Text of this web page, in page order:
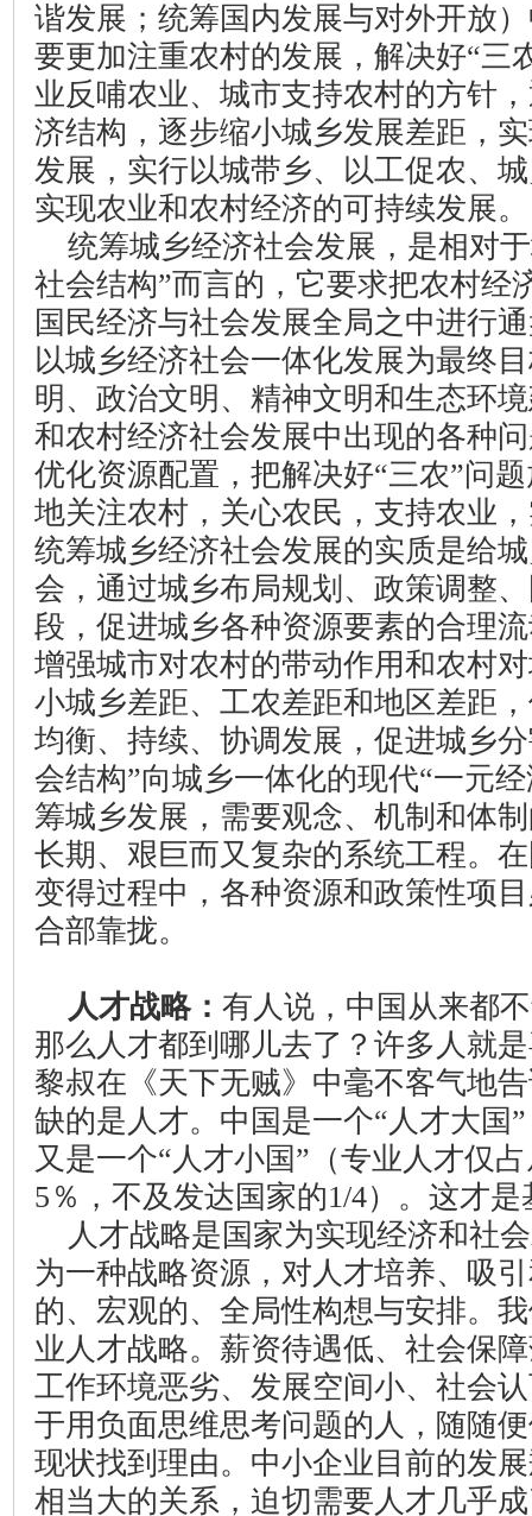
谐发展；统筹国内发展与对外开放
要更加注重农村的发展，解决好“三
业反哺农业、城市支持农村的方针
济结构，逐步缩小城乡发展差距，
发展，实行以城带乡、以工促农、
实现农业和农村经济的可持续发展。
统筹城乡经济社会发展，是相对
社会结构”而言的，它要求把农村经
国民经济与社会发展全局之中进行
以城乡经济社会一体化发展为最终
明、政治文明、精神文明和生态环
和农村经济社会发展中出现的各种
优化资源配置，把解决好“三农”问
地关注农村，关心农民，支持农业
统筹城乡经济社会发展的实质是给
会，通过城乡布局规划、政策调整
段，促进城乡各种资源要素的合理
增强城市对农村的带动作用和农村
小城乡差距、工农差距和地区差距
均衡、持续、协调发展，促进城乡
会结构”向城乡一体化的现代“一元
筹城乡发展，需要观念、机制和体
长期、艰巨而又复杂的系统工程。
变得过程中，各种资源和政策性项
合部靠拢。
人才战略： 有人说，中国从来都
那么人才都到哪儿去了？许多人就
黎叔在《天下无贼》中毫不客气地
缺的是人才。中国是一个“人才大国
又是一个“人才小国”（专业人才仅
5 ％，不及发达国家的1/4）。这才是
人才战略是国家为实现经济和社
为一种战略资源，对人才培养、吸
的、宏观的、全局性构想与安排。
业人才战略。薪资待遇低、社会保
工作环境恶劣、发展空间小、社会
于用负面思维思考问题的人，随随
现状找到理由。中小企业目前的发
相当大的关系，迫切需要人才几乎